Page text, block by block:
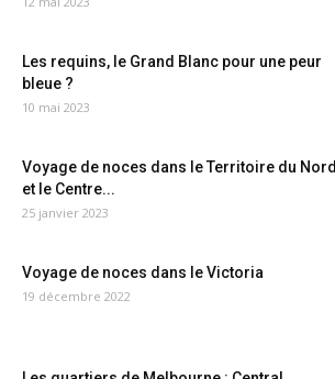
Les requins, le Grand Blanc pour une peur
bleue ?
10 mai 2023
Voyage de noces dans le Territoire du Nord
et le Centre...
25 janvier 2023
Voyage de noces dans le Victoria
19 décembre 2022